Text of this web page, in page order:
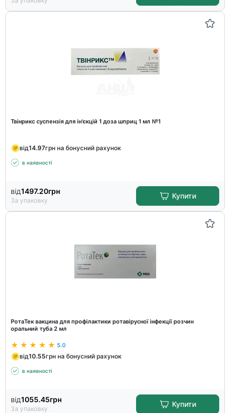
Твінрикс суспензія для ін'єкцій 1 доза шприц 1 мл №1
від14.97грн на бонусний рахунок
в наявності
від1497.20грн
За упаковку
Купити
РотаТек вакцина для профілактики ротавірусної інфекції розчин
оральний туба 2 мл
5.0
від10.55грн на бонусний рахунок
в наявності
від1055.45грн
За упаковку
Купити